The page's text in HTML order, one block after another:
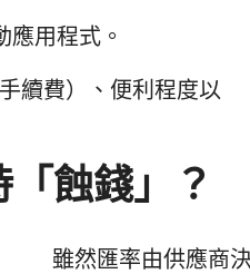
應用程式。
續費）、便利程度以
蝕錢」？
雖然匯率由供應商